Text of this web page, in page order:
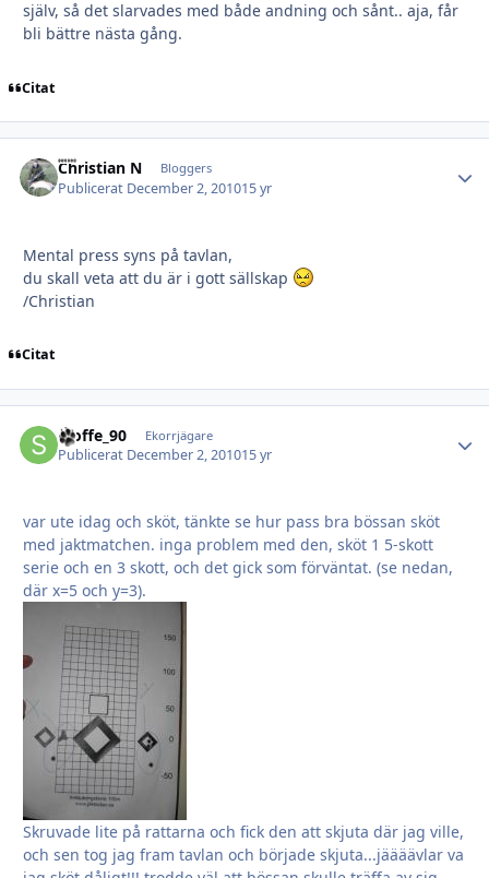
själv, så det slarvades med både andning och sånt.. aja, får
bli bättre nästa gång.
Citat
Christian N Bloggers
Publicerat December 2, 201015 yr
Mental press syns på tavlan,
du skall veta att du är i gott sällskap
/Christian
Citat
stoffe_90 Ekorrjägare
Publicerat December 2, 201015 yr
var ute idag och sköt, tänkte se hur pass bra bössan sköt
med jaktmatchen. inga problem med den, sköt 1 5-skott
serie och en 3 skott, och det gick som förväntat. (se nedan,
där x=5 och y=3).
Skruvade lite på rattarna och fick den att skjuta där jag ville,
och sen tog jag fram tavlan och började skjuta...jäääävlar va